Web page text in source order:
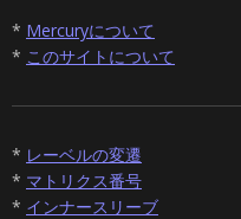
* Mercuryについて
* このサイトについて
* レーベルの変遷
* マトリクス番号
* インナースリーブ